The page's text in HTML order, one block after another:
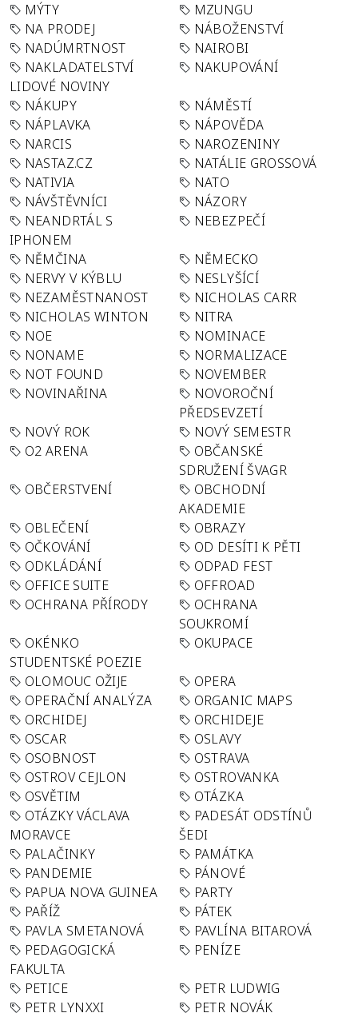
MÝTY
MZUNGU
NA PRODEJ
NÁBOŽENSTVÍ
NADÚMRTNOST
NAIROBI
NAKLADATELSTVÍ
LIDOVÉ NOVINY
NAKUPOVÁNÍ
NÁKUPY
NÁMĚSTÍ
NÁPLAVKA
NÁPOVĚDA
NARCIS
NAROZENINY
NASTAZ.CZ
NATÁLIE GROSSOVÁ
NATIVIA
NATO
NÁVŠTĚVNÍCI
NÁZORY
NEANDRTÁL S
IPHONEM
NEBEZPEČÍ
NĚMČINA
NĚMECKO
NERVY V KÝBLU
NESLYŠÍCÍ
NEZAMĚSTNANOST
NICHOLAS CARR
NICHOLAS WINTON
NITRA
NOE
NOMINACE
NONAME
NORMALIZACE
NOT FOUND
NOVEMBER
NOVINAŘINA
NOVOROČNÍ
PŘEDSEVZETÍ
NOVÝ ROK
NOVÝ SEMESTR
O2 ARENA
OBČANSKÉ
SDRUŽENÍ ŠVAGR
OBČERSTVENÍ
OBCHODNÍ
AKADEMIE
OBLEČENÍ
OBRAZY
OČKOVÁNÍ
OD DESÍTI K PĚTI
ODKLÁDÁNÍ
ODPAD FEST
OFFICE SUITE
OFFROAD
OCHRANA PŘÍRODY
OCHRANA
SOUKROMÍ
OKÉNKO
STUDENTSKÉ POEZIE
OKUPACE
OLOMOUC OŽIJE
OPERA
OPERAČNÍ ANALÝZA
ORGANIC MAPS
ORCHIDEJ
ORCHIDEJE
OSCAR
OSLAVY
OSOBNOST
OSTRAVA
OSTROV CEJLON
OSTROVANKA
OSVĚTIM
OTÁZKA
OTÁZKY VÁCLAVA
MORAVCE
PADESÁT ODSTÍNŮ
ŠEDI
PALAČINKY
PAMÁTKA
PANDEMIE
PÁNOVÉ
PAPUA NOVA GUINEA
PARTY
PAŘÍŽ
PÁTEK
PAVLA SMETANOVÁ
PAVLÍNA BITAROVÁ
PEDAGOGICKÁ
FAKULTA
PENÍZE
PETICE
PETR LUDWIG
PETR LYNXXI
PETR NOVÁK